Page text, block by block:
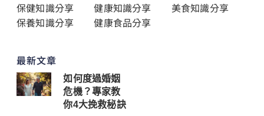
保健知識分享
健康知識分享
美食知識分享
保養知識分享
健康食品分享
最新文章
如何度過婚姻
危機？專家教
你4大挽救秘訣